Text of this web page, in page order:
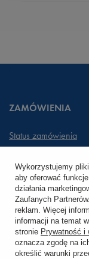
ZAMÓWIENIA
Status zamówienia
Chcę zareklamować
Chcę zwrócić produkt
Chcę wymienić towar
Wykorzystujemy pliki
aby oferować
działania
Zaufanych
reklam. Więcej
informacji na temat
stronie Prywatność i
oznacza zgodę na
określić warunki